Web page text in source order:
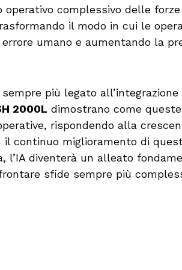
operativo complessivo delle
il modo in cui le
umano e aumentando la
più legato all’integrazione
2000L dimostrano come
rispondendo alla
il continuo miglioramento di
l’IA diventerà un alleato
sfide sempre più